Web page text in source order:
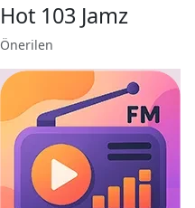
Hot 103 Jamz
Önerilen